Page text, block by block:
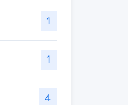
1
1
4